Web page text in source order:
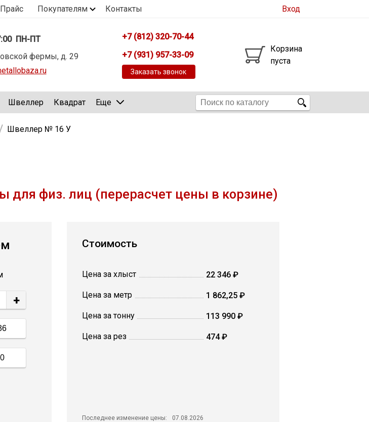
Прайс Покупателям Контакты Вход
ПН-ПТ
фермы, д. 29
+7 (812) 320-70-44
+7 (931) 957-33-09
Заказать звонок
Корзина
пуста
Швеллер Квадрат Еще
Швеллер № 16 У
для физ. лиц (перерасчет цены в корзине)
+
Стоимость
Цена за хлыст 22 346 ₽
Цена за метр 1 862,25 ₽
Цена за тонну 113 990 ₽
Цена за рез 474 ₽
Последнее изменение цены: 07.08.2026